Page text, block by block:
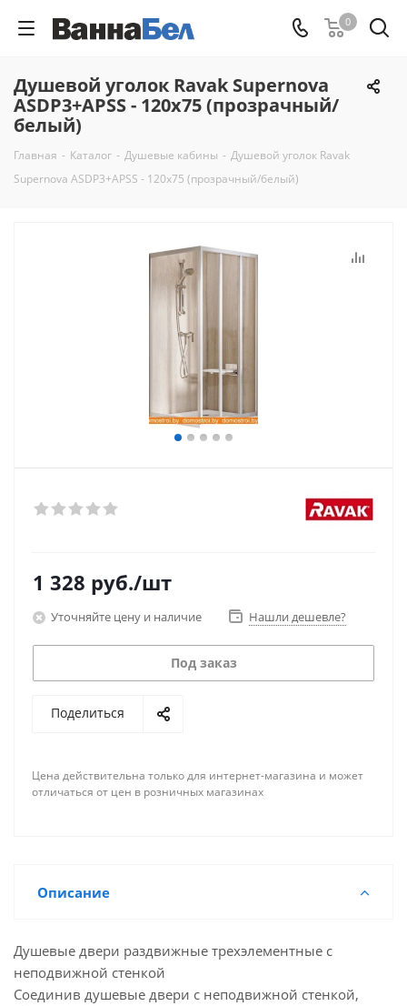
0
Душевой уголок Ravak Supernova
ASDP3+APSS - 120x75 (прозрачный/
белый)
Главная - Каталог - Душевые кабины - Душевой уголок Ravak
Supernova ASDP3+APSS - 120x75 (прозрачный/белый)
1 328 руб./шт
Уточняйте цену и наличие Нашли дешевле?
Под заказ
Поделиться
Цена действительна только для интернет-магазина и может
отличаться от цен в розничных магазинах
Описание
Душевые двери раздвижные трехэлементные с
неподвижной стенкой
Соединив душевые двери с неподвижной стенкой,